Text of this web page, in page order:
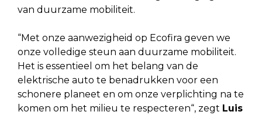
van duurzame mobiliteit.
“Met onze aanwezigheid op Ecofira geven we
onze volledige steun aan duurzame mobiliteit.
Het is essentieel om het belang van de
elektrische auto te benadrukken voor een
schonere planeet en om onze verplichting na te
komen om het milieu te respecteren“, zegt Luis